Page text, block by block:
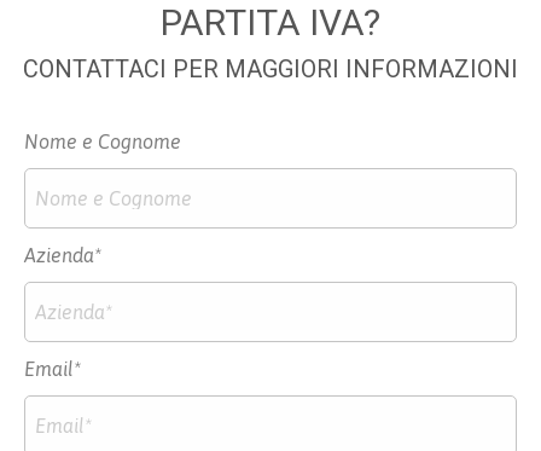
PARTITA IVA?
CONTATTACI PER MAGGIORI INFORMAZIONI
Nome e Cognome
Azienda*
Email*